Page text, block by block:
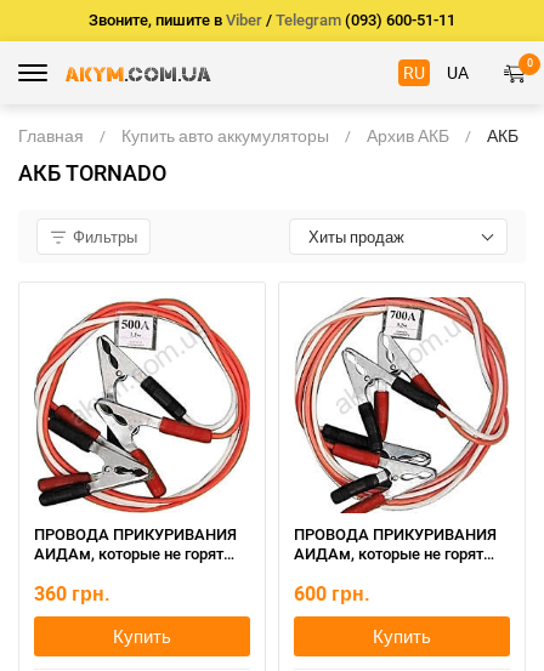
Звоните, пишите в Viber / Telegram (093) 600-51-11
RU UA 0
Главная Купить авто аккумуляторы Архив АКБ
АКБ
АКБ TORNADO
Фильтры Хиты продаж
ПРОВОДА ПРИКУРИВАНИЯ
АИДАм, которые не горят
360 грн.
Купить
ПРОВОДА ПРИКУРИВАНИЯ
АИДАм, которые не горят
600 грн.
Купить